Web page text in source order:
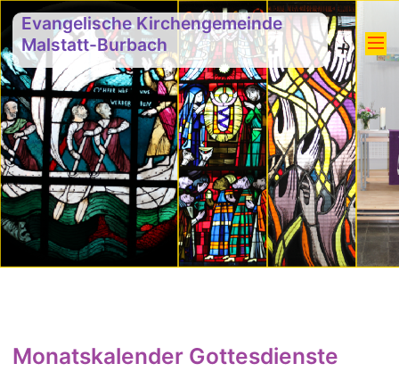
Evangelische Kirchengemeinde
Malstatt-Burbach
Monatskalender Gottesdienste